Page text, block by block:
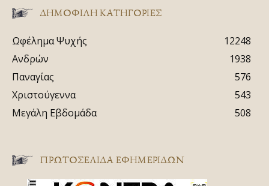
ΔΗΜΟΦΙΛΗ ΚΑΤΗΓΟΡΙΕΣ
Ωφέλημα Ψυχής
12248
Ανδρών
1938
Παναγίας
576
Χριστούγεννα
543
Μεγάλη Εβδομάδα
508
ΠΡΩΤΟΣΈΛΙΔΑ ΕΦΗΜΕΡΊΔΩΝ